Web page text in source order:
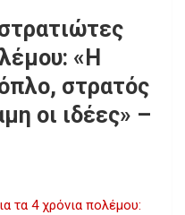
«Η
στρατός
οι ιδέες» –
τα 4 χρόνια πολέμου: